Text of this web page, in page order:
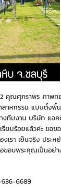
คุณศุภราพร ภาพท
สาหกรรม แบบตั้งพื้
งทีมงาน บริษัท แอ
ยบร้อยแล้วค่ะ ขอข
เรา เย็นจริง ประ
อบพระคุณเป็นอย่า
6689